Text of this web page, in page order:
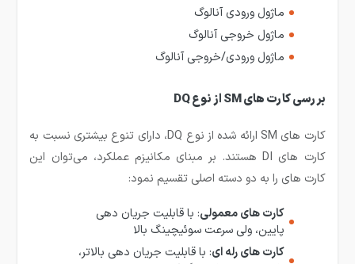
ماژول ورودی آنالوگ
ماژول خروجی آنالوگ
ماژول ورودی/خروجی آنالوگ
بررسی کارت هایSMاز نوعDQ
کارت های SM ارائه شده از نوع DQ، دارای تنوع بیشتری نسبت به
کارت های DI هستند. بر مبنای مکانیزم عملکرد، می‌توان این
کارت های را به دو دسته اصلی تقسیم نمود:
کارت های معمولی: با قابلیت جریان دهی
پایین، ولی سرعت سوئیچینگ بالا
کارت های رله ای: با قابلیت جریان دهی بالاتر،